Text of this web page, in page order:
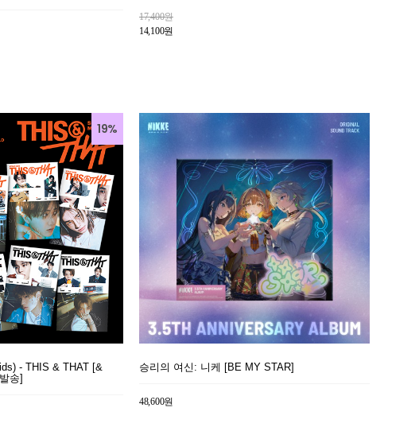
17,400원
14,100원
19%
- THIS & THAT [&
송]
승리의 여신: 니케 [BE MY STAR]
48,600원